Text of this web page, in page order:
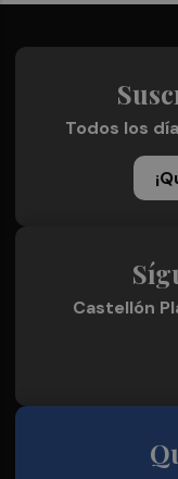
Todos los
Castellón